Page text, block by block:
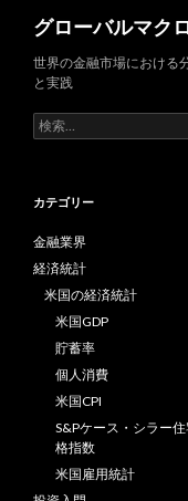
グローバルマク
世界の金融市場における
と実践
検
索:
カテゴリー
金融業界
経済統計
米国の経済統計
米国GDP
貯蓄率
個人消費
米国CPI
S&Pケース・シラー
格指数
米国雇用統計